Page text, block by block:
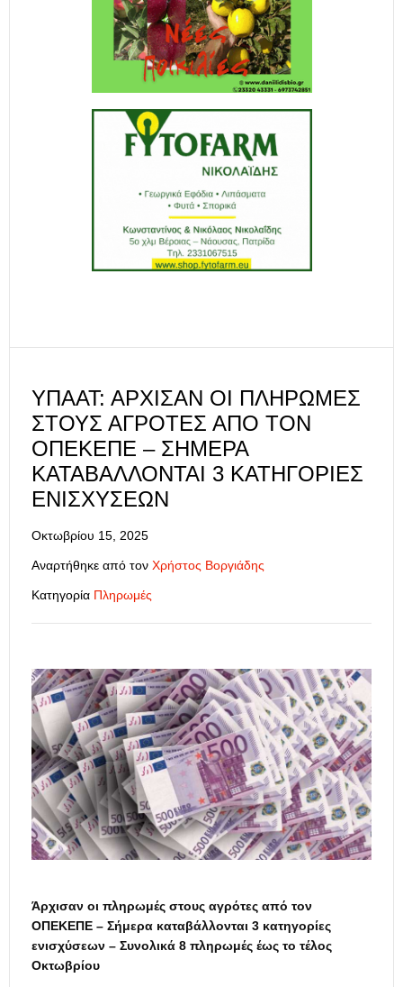
ΥΠΑΑΤ: ΆΡΧΙΣΑΝ ΟΙ ΠΛΗΡΩΜΈΣ
ΣΤΟΥΣ ΑΓΡΌΤΕΣ ΑΠΌ ΤΟΝ
ΟΠΕΚΕΠΕ – ΣΉΜΕΡΑ
ΚΑΤΑΒΆΛΛΟΝΤΑΙ 3 ΚΑΤΗΓΟΡΊΕΣ
ΕΝΙΣΧΎΣΕΩΝ
Οκτωβρίου 15, 2025
Αναρτήθηκε από τον Χρήστος Βοργιάδης
Κατηγορία Πληρωμές
Άρχισαν οι πληρωμές στους αγρότες από τον
ΟΠΕΚΕΠΕ – Σήμερα καταβάλλονται 3 κατηγορίες
ενισχύσεων – Συνολικά 8 πληρωμές έως το τέλος
Οκτωβρίου